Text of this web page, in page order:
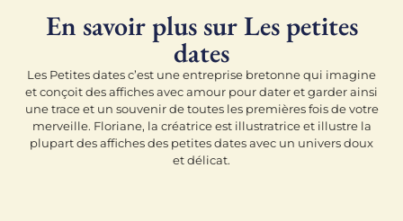
En savoir plus sur Les petites
dates
Les Petites dates c’est une entreprise bretonne qui imagine
et conçoit des affiches avec amour pour dater et garder ainsi
une trace et un souvenir de toutes les premières fois de votre
merveille. Floriane, la créatrice est illustratrice et illustre la
plupart des affiches des petites dates avec un univers doux
et délicat.